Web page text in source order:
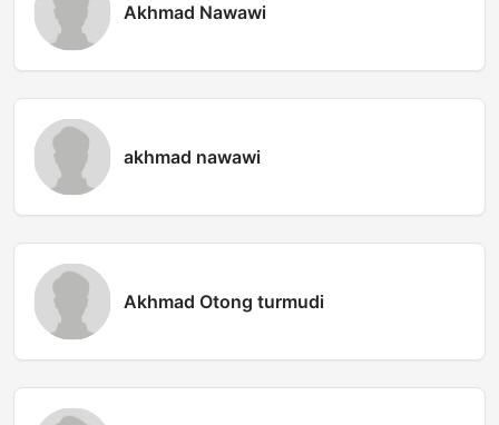
Akhmad Nawawi
akhmad nawawi
Akhmad Otong turmudi